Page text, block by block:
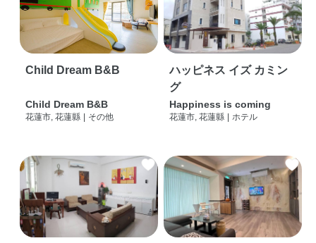
Child Dream B&B
Child Dream B&B
花蓮市, 花蓮縣 その他
ハッピネス イズ カミン
グ
Happiness is coming
花蓮市, 花蓮縣 ホテル